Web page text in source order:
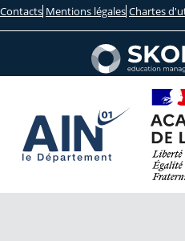
Contacts Mentions légales Chartes